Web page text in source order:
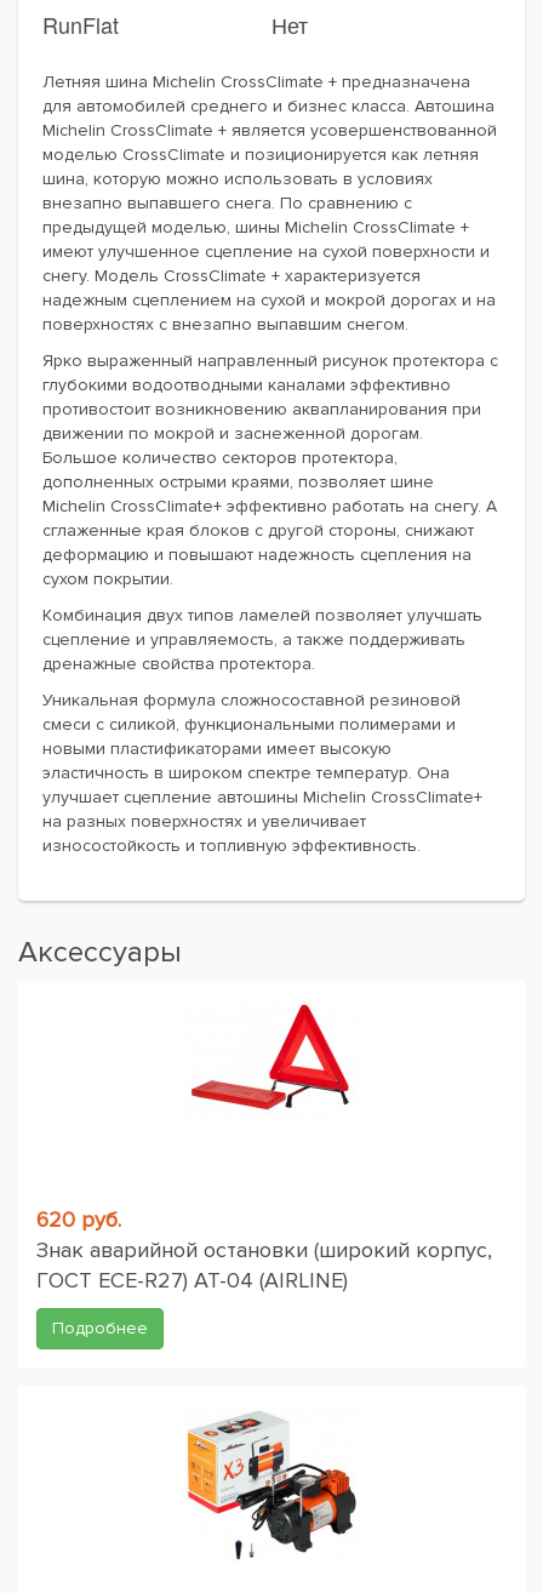
RunFlat
Нет
Летняя шина Michelin CrossClimate + предназначена
для автомобилей среднего и бизнес класса. Автошина
Michelin CrossClimate + является усовершенствованной
моделью CrossClimate и позиционируется как летняя
шина, которую можно использовать в условиях
внезапно выпавшего снега. По сравнению с
предыдущей моделью, шины Michelin CrossClimate +
имеют улучшенное сцепление на сухой поверхности и
снегу. Модель CrossClimate + характеризуется
надежным сцеплением на сухой и мокрой дорогах и на
поверхностях с внезапно выпавшим снегом.
Ярко выраженный направленный рисунок протектора с
глубокими водоотводными каналами эффективно
противостоит возникновению аквапланирования при
движении по мокрой и заснеженной дорогам.
Большое количество секторов протектора,
дополненных острыми краями, позволяет шине
Michelin CrossClimate+ эффективно работать на снегу. А
сглаженные края блоков с другой стороны, снижают
деформацию и повышают надежность сцепления на
сухом покрытии.
Комбинация двух типов ламелей позволяет улучшать
сцепление и управляемость, а также поддерживать
дренажные свойства протектора.
Уникальная формула сложносоставной резиновой
смеси с силикой, функциональными полимерами и
новыми пластификаторами имеет высокую
эластичность в широком спектре температур. Она
улучшает сцепление автошины Michelin CrossClimate+
на разных поверхностях и увеличивает
износостойкость и топливную эффективность.
Аксессуары
620 руб.
Знак аварийной остановки (широкий корпус,
ГОСТ ЕСЕ-R27) AT-04 (AIRLINE)
Подробнее